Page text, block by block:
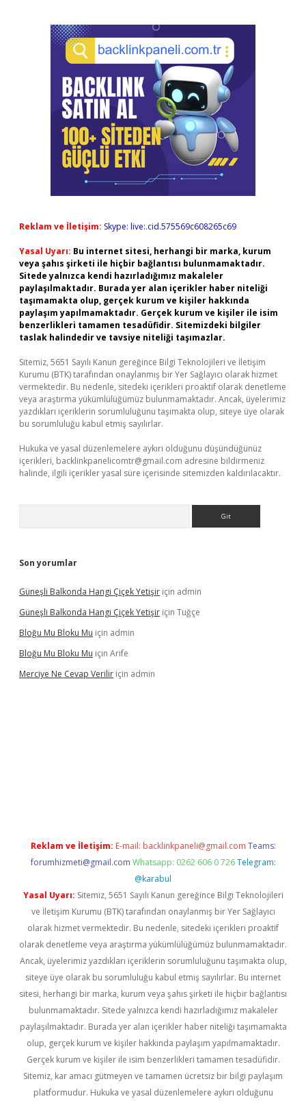
Reklam ve İletişim: Skype: live:.cid.575569c608265c69
Yasal Uyarı: Bu internet sitesi, herhangi bir marka, kurum
veya şahıs şirketi ile hiçbir bağlantısı bulunmamaktadır.
Sitede yalnızca kendi hazırladığımız makaleler
paylaşılmaktadır. Burada yer alan içerikler haber niteliği
taşımamakta olup, gerçek kurum ve kişiler hakkında
paylaşım yapılmamaktadır. Gerçek kurum ve kişiler ile isim
benzerlikleri tamamen tesadüfidir. Sitemizdeki bilgiler
taslak halindedir ve tavsiye niteliği taşımazlar.
Sitemiz, 5651 Sayılı Kanun gereğince Bilgi Teknolojileri ve İletişim
Kurumu (BTK) tarafından onaylanmış bir Yer Sağlayıcı olarak hizmet
vermektedir. Bu nedenle, sitedeki içerikleri proaktif olarak denetleme
veya araştırma yükümlülüğümüz bulunmamaktadır. Ancak, üyelerimiz
yazdıkları içeriklerin sorumluluğunu taşımakta olup, siteye üye olarak
bu sorumluluğu kabul etmiş sayılırlar.
Hukuka ve yasal düzenlemelere aykırı olduğunu düşündüğünüz
içerikleri, backlinkpanelicomtr@gmail.com adresine bildirmeniz
halinde, ilgili içerikler yasal süre içerisinde sitemizden kaldırılacaktır.
Son yorumlar
Güneşli Balkonda Hangi Çiçek Yetişir için admin
Güneşli Balkonda Hangi Çiçek Yetişir için Tuğçe
Bloğu Mu Bloku Mu için admin
Bloğu Mu Bloku Mu için Arife
Merciye Ne Cevap Verilir için admin
Reklam ve İletişim: E-mail: backlinkpaneli@gmail.com Teams:
forumhizmeti@gmail.com Whatsapp: 0262 606 0 726 Telegram:
@karabul
Yasal Uyarı: Sitemiz, 5651 Sayılı Kanun gereğince Bilgi Teknolojileri
ve İletişim Kurumu (BTK) tarafından onaylanmış bir Yer Sağlayıcı
olarak hizmet vermektedir. Bu nedenle, sitedeki içerikleri proaktif
olarak denetleme veya araştırma yükümlülüğümüz bulunmamaktadır.
Ancak, üyelerimiz yazdıkları içeriklerin sorumluluğunu taşımakta olup,
siteye üye olarak bu sorumluluğu kabul etmiş sayılırlar. Bu internet
sitesi, herhangi bir marka, kurum veya şahıs şirketi ile hiçbir bağlantısı
bulunmamaktadır. Sitede yalnızca kendi hazırladığımız makaleler
paylaşılmaktadır. Burada yer alan içerikler haber niteliği taşımamakta
olup, gerçek kurum ve kişiler hakkında paylaşım yapılmamaktadır.
Gerçek kurum ve kişiler ile isim benzerlikleri tamamen tesadüfidir.
Sitemiz, kar amacı gütmeyen ve tamamen ücretsiz bir bilgi paylaşım
platformudur. Hukuka ve yasal düzenlemelere aykırı olduğunu